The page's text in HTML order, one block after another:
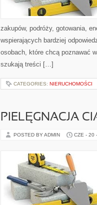
zakupów, podróży, gotowania,
wspierających bardziej
osobach, które chcą poznawać
szukają treści […]
CATEGORIES: NIERUCHOMOŚCI
PIELĘGNACJA
POSTED BY ADMIN CZE - 20